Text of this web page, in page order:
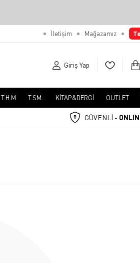
İletişim Mağazamız
Giriş Yap
T.H.M T.SM. KİTAP&DERGİ OUTLET
GÜVENLİ -